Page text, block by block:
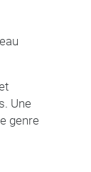
Une
genre